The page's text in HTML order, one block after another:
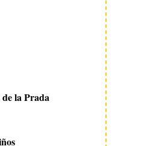
la Prada